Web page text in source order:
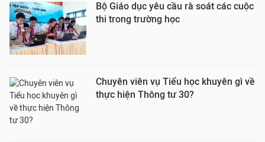
Bộ Giáo dục yêu cầu rà soát các cuộc
thi trong trường học
Chuyên viên vụ Tiểu học khuyên gì về
thực hiện Thông tư 30?